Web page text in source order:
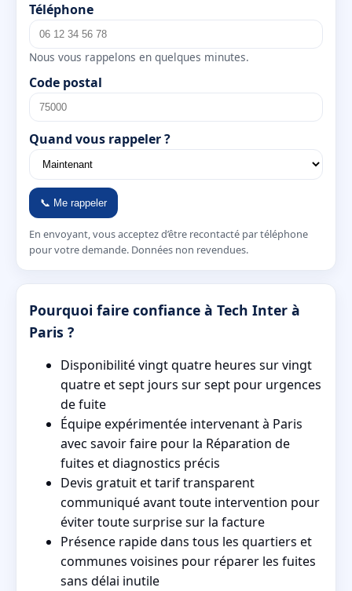
Téléphone
Nous vous rappelons en quelques minutes.
Code postal
Quand vous rappeler ?
📞 Me rappeler
En envoyant, vous acceptez d’être recontacté par téléphone
pour votre demande. Données non revendues.
Pourquoi faire confiance à Tech Inter à
Paris ?
Disponibilité vingt quatre heures sur vingt
quatre et sept jours sur sept pour urgences
de fuite
Équipe expérimentée intervenant à Paris
avec savoir faire pour la Réparation de
fuites et diagnostics précis
Devis gratuit et tarif transparent
communiqué avant toute intervention pour
éviter toute surprise sur la facture
Présence rapide dans tous les quartiers et
communes voisines pour réparer les fuites
sans délai inutile